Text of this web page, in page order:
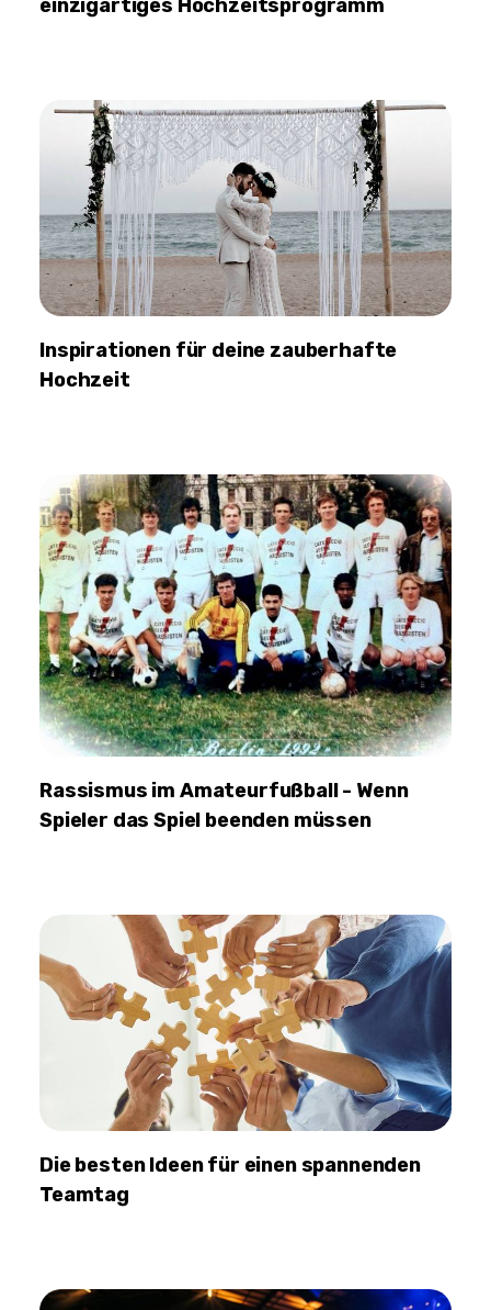
einzigartiges Hochzeitsprogramm
Inspirationen für deine zauberhafte
Hochzeit
Rassismus im Amateurfußball - Wenn
Spieler das Spiel beenden müssen
Die besten Ideen für einen spannenden
Teamtag